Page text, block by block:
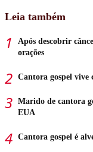
Leia também
Após descobrir
orações
Cantora gospel vive
Marido de cantora
EUA
Cantora gospel é